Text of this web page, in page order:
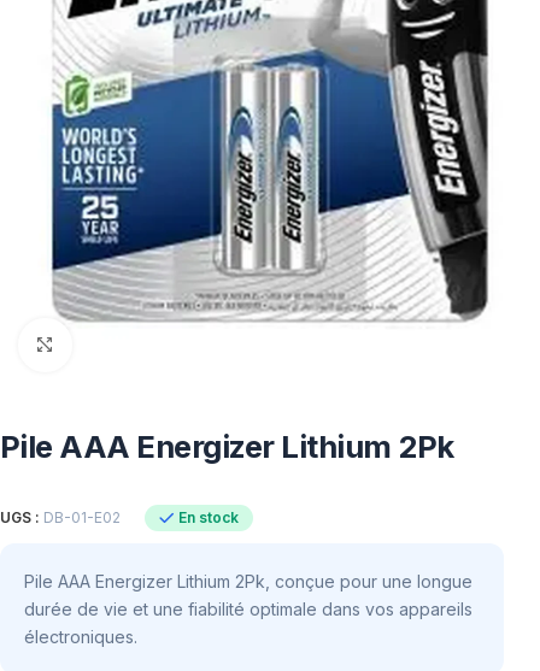
Pile AAA Energizer Lithium 2Pk
UGS : DB-01-E02 En stock
Pile AAA Energizer Lithium 2Pk, conçue pour une longue
durée de vie et une fiabilité optimale dans vos appareils
électroniques.